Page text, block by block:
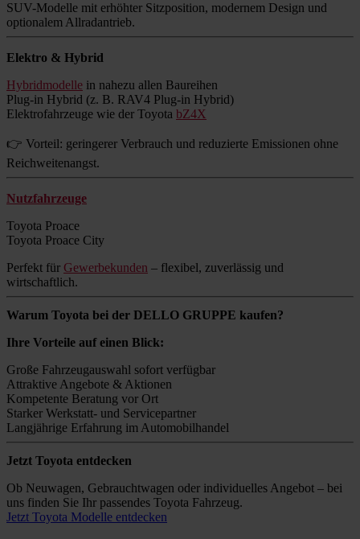
SUV-Modelle mit erhöhter Sitzposition, modernem Design und
optionalem Allradantrieb.
Elektro & Hybrid
Hybridmodelle in nahezu allen Baureihen
Plug-in Hybrid (z. B. RAV4 Plug-in Hybrid)
Elektrofahrzeuge wie der Toyota bZ4X
👉 Vorteil: geringerer Verbrauch und reduzierte Emissionen ohne
Reichweitenangst.
Nutzfahrzeuge
Toyota Proace
Toyota Proace City
Perfekt für Gewerbekunden – flexibel, zuverlässig und
wirtschaftlich.
Warum Toyota bei der DELLO GRUPPE kaufen?
Ihre Vorteile auf einen Blick:
Große Fahrzeugauswahl sofort verfügbar
Attraktive Angebote & Aktionen
Kompetente Beratung vor Ort
Starker Werkstatt- und Servicepartner
Langjährige Erfahrung im Automobilhandel
Jetzt Toyota entdecken
Ob Neuwagen, Gebrauchtwagen oder individuelles Angebot – bei
uns finden Sie Ihr passendes Toyota Fahrzeug.
Jetzt Toyota Modelle entdecken